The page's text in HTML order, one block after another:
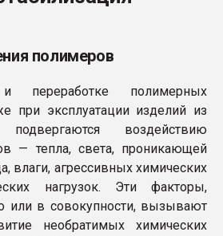
полимеров
переработке полимерных
при эксплуатации изделий из
воздействию
— тепла, света, проникающей
влаги, агрессивных химических
нагрузок. Эти факторы,
или в совокупности, вызывают
необратимых химических